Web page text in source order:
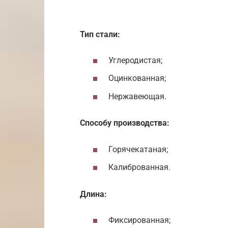
Тип стали:
Углеродистая;
Оцинкованная;
Нержавеющая.
Способу производства:
Горячекатаная;
Калиброванная.
Длина:
Фиксированная;